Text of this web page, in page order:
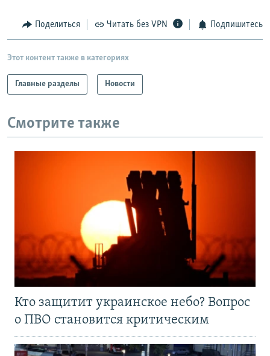
Поделиться Читать без VPN Подпишитесь
Этот контент также в категориях
Главные разделы Новости
Смотрите также
Кто защитит украинское небо? Вопрос
о ПВО становится критическим